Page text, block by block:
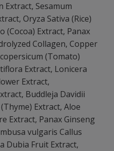
Extract, Sesamum
Oryza Sativa (Rice)
(Cocoa) Extract, Panax
Collagen, Copper
(Tomato)
Extract, Lonicera
Extract,
Buddleja Davidii
Extract, Aloe
Extract, Panax Ginseng
vulgaris Callus
Dubia Fruit Extract,